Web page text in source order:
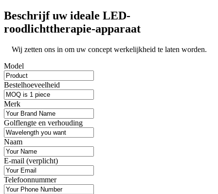
Beschrijf uw ideale LED-
roodlichttherapie-apparaat
Wij zetten ons in om uw concept werkelijkheid te laten worden.
Model
Bestelhoeveelheid
Merk
Golflengte en verhouding
Naam
E-mail (verplicht)
Telefoonnummer